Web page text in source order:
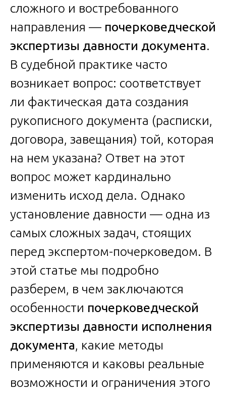
сложного и востребованного
направления — почерковедческой
экспертизы давности документа.
В судебной практике часто
возникает вопрос: соответствует
ли фактическая дата создания
рукописного документа (расписки,
договора, завещания) той, которая
на нем указана? Ответ на этот
вопрос может кардинально
изменить исход дела. Однако
установление давности — одна из
самых сложных задач, стоящих
перед экспертом-почерковедом. В
этой статье мы подробно
разберем, в чем заключаются
особенности почерковедческой
экспертизы давности исполнения
документа, какие методы
применяются и каковы реальные
возможности и ограничения этого